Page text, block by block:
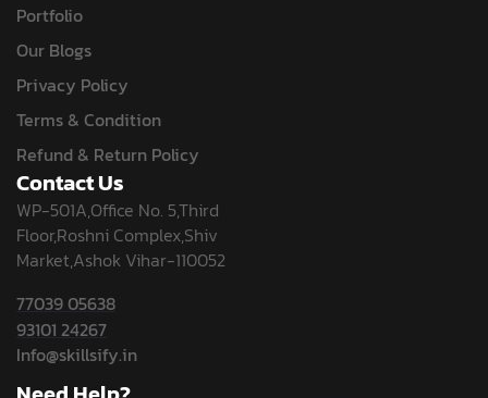
Portfolio
Our Blogs
Privacy Policy
Terms & Condition
Refund & Return Policy
Contact Us
WP-501A,Office No. 5,Third
Floor,Roshni Complex,Shiv
Market,Ashok Vihar-110052
77039 05638
93101 24267
Info@skillsify.in